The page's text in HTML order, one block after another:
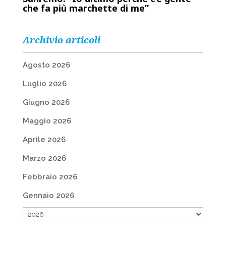
che fa più marchette di me”
Archivio articoli
Agosto 2026
Luglio 2026
Giugno 2026
Maggio 2026
Aprile 2026
Marzo 2026
Febbraio 2026
Gennaio 2026